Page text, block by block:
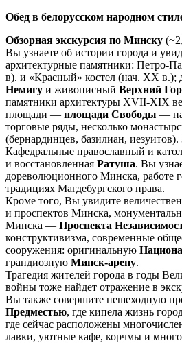
Обед в белорусском народном
Обзорная экскурсия по Минску
Вы узнаете об истории города и
архитектурные памятники: Петро-
в). и «Красный» костел (нач. ХХ в.);
Немигу и живописный Верхний
памятники архитектуры XVII-XIX
площади — площади Свободы —
торговые ряды, несколько
(бернардинцев, базилиан, иезуитов).
Кафедральные православный и
и восстановленная Ратуша. Вы
дореволюционного Минска, работе
традициях Магдебургского права.
Кроме того, Вы увидите
и проспектов Минска,
Минска — Проспекта
конструктивизма, современные
сооружения: оригинальную
грандиозную Минск-арену.
Трагедия жителей города в годы
войны тоже найдет отражение в
Вы также совершите пешеходную
Предместью, где кипела жизнь
где сейчас расположены
лавки, уютные кафе, корчмы и